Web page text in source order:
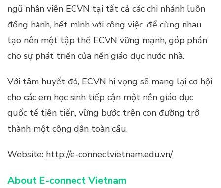
ngũ nhân viên ECVN tại tất cả các chi nhánh luôn
đồng hành, hết mình với công việc, để cùng nhau
tạo nên một tập thể ECVN vững mạnh, góp phần
cho sự phát triển của nền giáo dục nước nhà.
Với tâm huyết đó, ECVN hi vọng sẽ mang lại cơ hội
cho các em học sinh tiếp cận một nền giáo dục
quốc tế tiên tiến, vững bước trên con đường trở
thành một công dân toàn cầu.
Website: http://e-connectvietnam.edu.vn/
About E-connect Vietnam